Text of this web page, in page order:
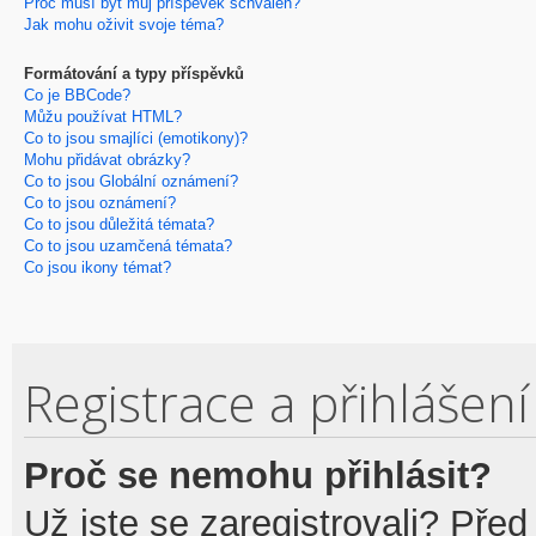
Jak mohu oživit svoje téma?
Formátování a typy příspěvků
Co je BBCode?
Můžu používat HTML?
Co to jsou smajlíci (emotikony)?
Mohu přidávat obrázky?
Co to jsou Globální oznámení?
Co to jsou oznámení?
Co to jsou důležitá témata?
Co to jsou uzamčená témata?
Co jsou ikony témat?
Registrace a přihlášení
Proč se nemohu přihlásit?
Už jste se zaregistrovali?